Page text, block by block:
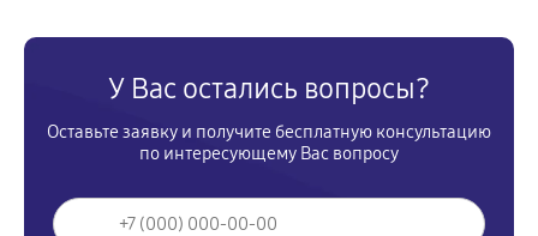
У Вас остались вопросы?
Оставьте заявку и получите бесплатную консультацию
по интересующему Вас вопросу